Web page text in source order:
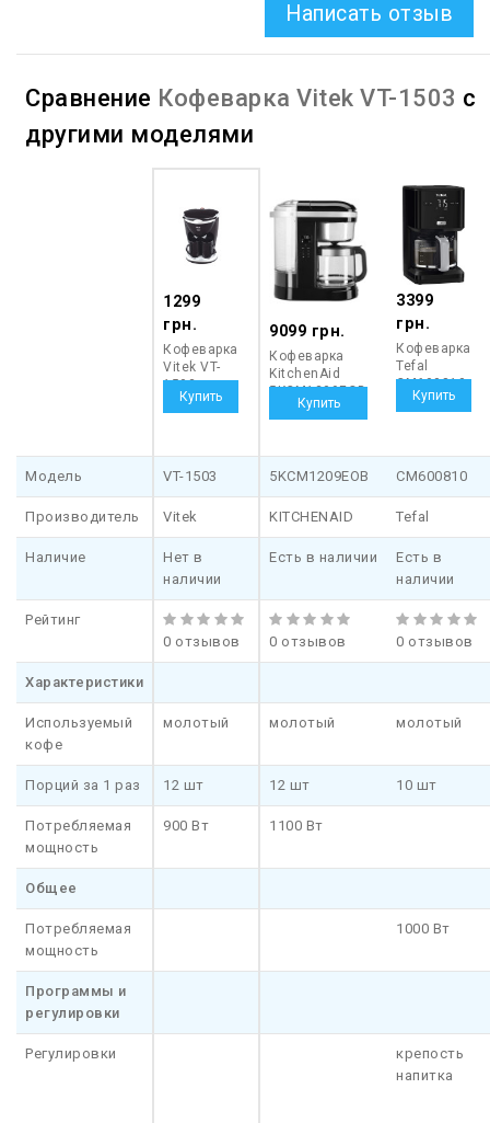
Написать отзыв
Сравнение Кофеварка Vitek VT-1503 с
другими моделями
1299
грн.
Кофеварка
Vitek VT-
1503
9099 грн.
Кофеварка
KitchenAid
5KCM1209EOB
3399
грн.
Кофеварка
Tefal
CM600810
Модель VT-1503 5KCM1209EOB CM600810
Производитель Vitek KITCHENAID Tefal
Наличие
Нет в
наличии
Есть в наличии
Есть в
наличии
Рейтинг
0 отзывов
0 отзывов 0 отзывов
Характеристики
Используемый
кофе
молотый молотый молотый
Порций за 1 раз 12 шт 12 шт 10 шт
Потребляемая
мощность
900 Вт 1100 Вт
Общее
Потребляемая
мощность
1000 Вт
Программы и
регулировки
Регулировки
крепость
напитка